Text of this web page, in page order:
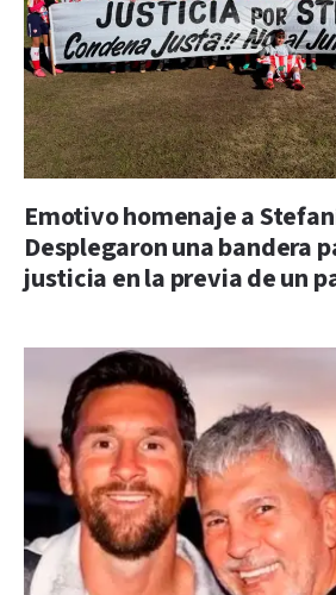
Emotivo homenaje a
Desplegaron una bandera
justicia en la previa de un